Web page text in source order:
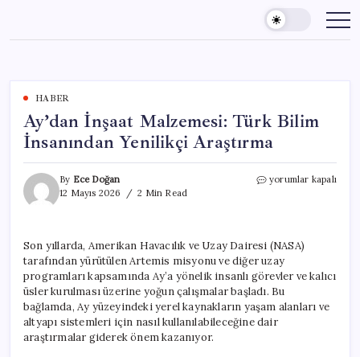
content
HABER
Ay’dan İnşaat Malzemesi: Türk Bilim
İnsanından Yenilikçi Araştırma
By Ece Doğan
12 Mayıs 2026
2 Min Read
Ay’dan
İnsanından
Yenilikçi
Araştırma
için
yorumlar kapalı
Son yıllarda, Amerikan Havacılık ve Uzay Dairesi (NASA)
tarafından yürütülen Artemis misyonu ve diğer uzay
programları kapsamında Ay’a yönelik insanlı görevler ve kalıcı
üsler kurulması üzerine yoğun çalışmalar başladı. Bu
bağlamda, Ay yüzeyindeki yerel kaynakların yaşam alanları ve
altyapı sistemleri için nasıl kullanılabileceğine dair
araştırmalar giderek önem kazanıyor.